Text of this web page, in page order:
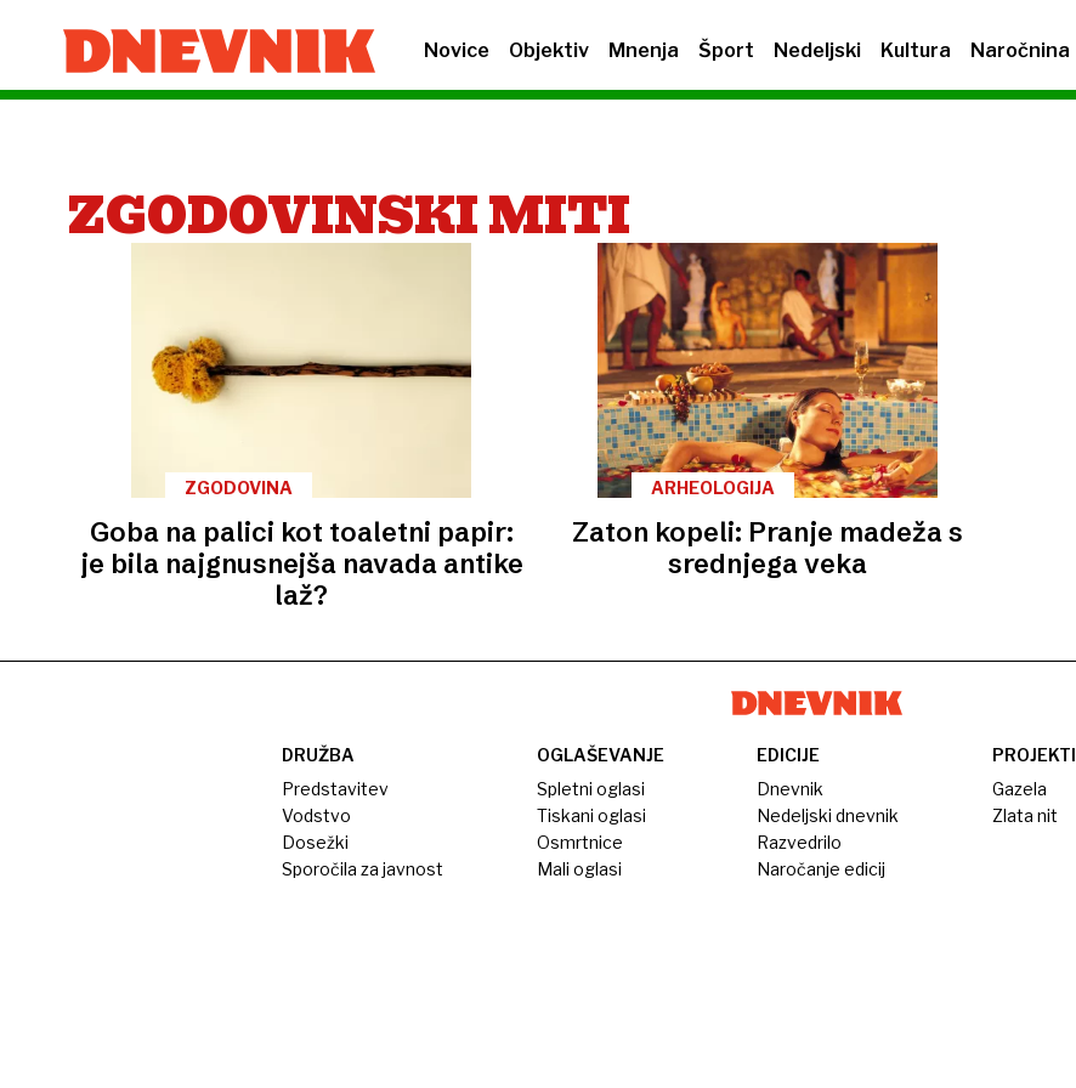
Novice Objektiv Mnenja Šport Nedeljski Kultura Naročnina
ZGODOVINSKI MITI
ZGODOVINA
Goba na palici kot toaletni papir:
je bila najgnusnejša navada antike
laž?
ARHEOLOGIJA
Zaton kopeli: Pranje madeža s
srednjega veka
DRUŽBA
Predstavitev
Vodstvo
Dosežki
Sporočila za javnost
OGLAŠEVANJE
Spletni oglasi
Tiskani oglasi
Osmrtnice
Mali oglasi
EDICIJE
Dnevnik
Nedeljski dnevnik
Razvedrilo
Naročanje edicij
PROJEKTI
Gazela
Zlata nit